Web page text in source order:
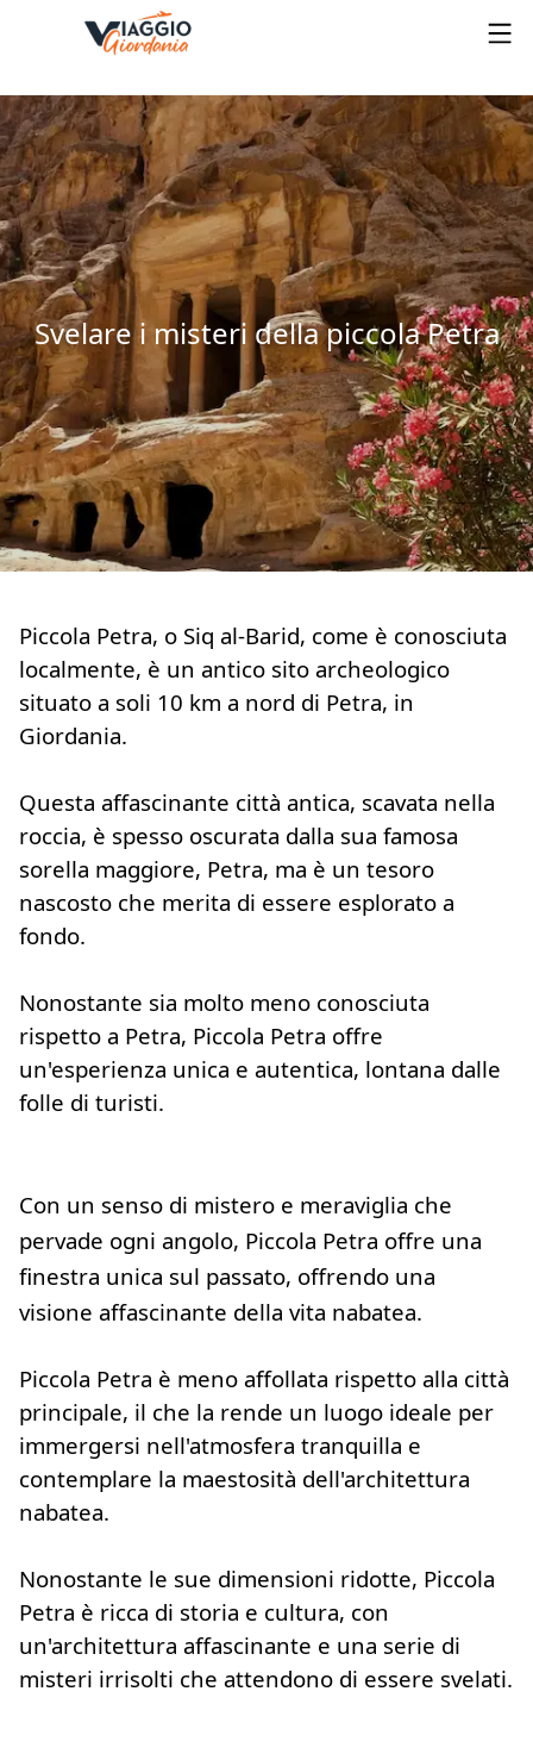
Svelare i misteri della piccola Petra
Piccola Petra, o Siq al-Barid, come è conosciuta
localmente, è un antico sito archeologico
situato a soli 10 km a nord di Petra, in
Giordania.
Questa affascinante città antica, scavata nella
roccia, è spesso oscurata dalla sua famosa
sorella maggiore, Petra, ma è un tesoro
nascosto che merita di essere esplorato a
fondo.
Nonostante sia molto meno conosciuta
rispetto a Petra, Piccola Petra offre
un'esperienza unica e autentica, lontana dalle
folle di turisti.
Con un senso di mistero e meraviglia che
pervade ogni angolo, Piccola Petra offre una
finestra unica sul passato, offrendo una
visione affascinante della vita nabatea.
Piccola Petra è meno affollata rispetto alla città
principale, il che la rende un luogo ideale per
immergersi nell'atmosfera tranquilla e
contemplare la maestosità dell'architettura
nabatea.
Nonostante le sue dimensioni ridotte, Piccola
Petra è ricca di storia e cultura, con
un'architettura affascinante e una serie di
misteri irrisolti che attendono di essere svelati.